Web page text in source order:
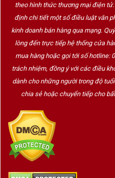
Công việc thuận lợi.
Sức khỏe dồi dào.
Quan hệ bền chặt.
Thành công và thịnh vượng.
hộp quà
nhóm quà tặng được lựa
Vì sao bánh Trung
càng được ưa
Xu hướng tiêu dùng hiện đại
theo hình thức thương mại điện
định chi tiết một số điều luật văn
kinh doanh bán hàng qua mạng.
lòng đến trực tiếp hệ thống cửa
mua hàng hoặc gọi tới số hotline:
trách nhiệm, đồng ý với các điều
dành cho những người trong độ
chia sẻ hoặc chuyển tiếp cho